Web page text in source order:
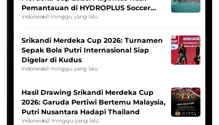
Pemantauan di HYDROPLUS Soccer
League
Indonesia1 minggu yang lalu
Srikandi Merdeka Cup 2026: Turnamen
Sepak Bola Putri Internasional Siap
Digelar di Kudus
Indonesia1 minggu yang lalu
Hasil Drawing Srikandi Merdeka Cup
2026: Garuda Pertiwi Bertemu Malaysia,
Putri Nusantara Hadapi Thailand
Indonesia2 minggu yang lalu